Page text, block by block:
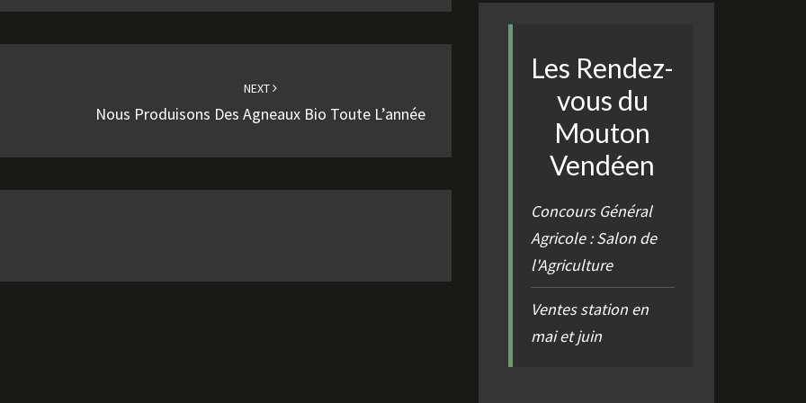
NEXT
Nous Produisons Des Agneaux Bio Toute L’année
Les Rendez-
vous du
Mouton
Vendéen
Concours Général
Agricole : Salon de
l'Agriculture
Ventes station en
mai et juin